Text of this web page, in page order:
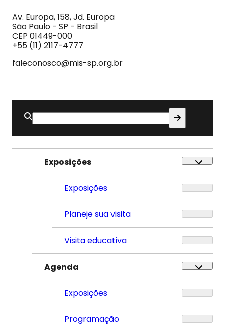
Imagem
e
do
Som
Av. Europa, 158, Jd. Europa
São Paulo - SP - Brasil
CEP 01449-000
+55 (11) 2117-4777
faleconosco@mis-sp.org.br
Buscar
por:
Exposições
Exposições
Planeje sua visita
Visita educativa
Agenda
Exposições
Programação